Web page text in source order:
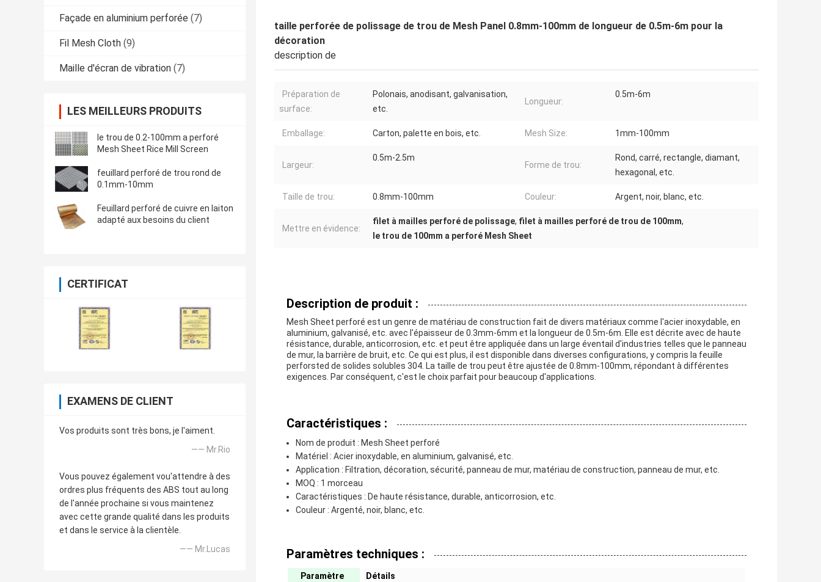
Façade en aluminium perforée (7)
Fil Mesh Cloth (9)
Maille d'écran de vibration (7)
LES MEILLEURS PRODUITS
le trou de 0.2-100mm a perforé
Mesh Sheet Rice Mill Screen
feuillard perforé de trou rond de
0.1mm-10mm
Feuillard perforé de cuivre en laiton
adapté aux besoins du client
CERTIFICAT
EXAMENS DE CLIENT
Vos produits sont très bons, je l'aiment.
—— Mr.Rio
Vous pouvez également vou'attendre à des
ordres plus fréquents des ABS tout au long
de l'année prochaine si vous maintenez
avec cette grande qualité dans les produits
et dans le service à la clientèle.
—— Mr.Lucas
taille perforée de polissage de trou de Mesh Panel 0.8mm-100mm de longueur de 0.5m-6m pour la
décoration
description de
Préparation de
surface:
Polonais, anodisant, galvanisation,
etc.
Longueur:
0.5m-6m
Emballage: Carton, palette en bois, etc. Mesh Size: 1mm-100mm
Largeur:
0.5m-2.5m
Forme de trou:
Rond, carré, rectangle, diamant,
hexagonal, etc.
Taille de trou: 0.8mm-100mm Couleur: Argent, noir, blanc, etc.
Mettre en évidence:
filet à mailles perforé de polissage, filet à mailles perforé de trou de 100mm,
le trou de 100mm a perforé Mesh Sheet
Description de produit :
Mesh Sheet perforé est un genre de matériau de construction fait de divers matériaux comme l'acier inoxydable, en
aluminium, galvanisé, etc. avec l'épaisseur de 0.3mm-6mm et la longueur de 0.5m-6m. Elle est décrite avec de haute
résistance, durable, anticorrosion, etc. et peut être appliquée dans un large éventail d'industries telles que le panneau
de mur, la barrière de bruit, etc. Ce qui est plus, il est disponible dans diverses configurations, y compris la feuille
perforsted de solides solubles 304. La taille de trou peut être ajustée de 0.8mm-100mm, répondant à différentes
exigences. Par conséquent, c'est le choix parfait pour beaucoup d'applications.
Caractéristiques :
Nom de produit : Mesh Sheet perforé
Matériel : Acier inoxydable, en aluminium, galvanisé, etc.
Application : Filtration, décoration, sécurité, panneau de mur, matériau de construction, panneau de mur, etc.
MOQ : 1 morceau
Caractéristiques : De haute résistance, durable, anticorrosion, etc.
Couleur : Argenté, noir, blanc, etc.
Paramètres techniques :
Paramètre
Détails